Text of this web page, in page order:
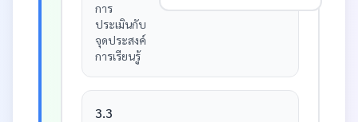
การ
ประเมินกับ
จุดประสงค์
การเรียนรู้
3.3